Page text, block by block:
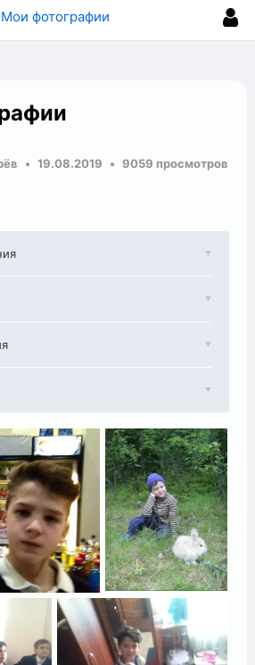
Мои фотографии
19.08.2019 9059 просмотров